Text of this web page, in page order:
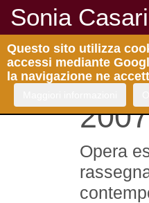
Sonia Casari
2007
Opera
Questo sito utilizza
accessi mediante
la navigazione ne